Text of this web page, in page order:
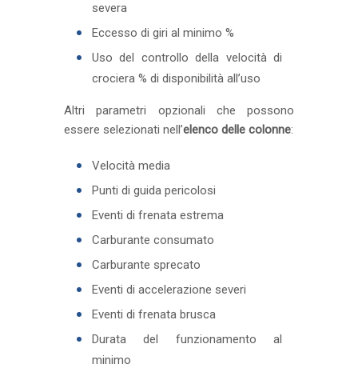
severa
Eccesso di giri al minimo %
Uso del controllo della velocità di
crociera % di disponibilità all’uso
Altri parametri opzionali che possono
essere selezionati nell’elenco delle colonne:
Velocità media
Punti di guida pericolosi
Eventi di frenata estrema
Carburante consumato
Carburante sprecato
Eventi di accelerazione severi
Eventi di frenata brusca
Durata del funzionamento al
minimo